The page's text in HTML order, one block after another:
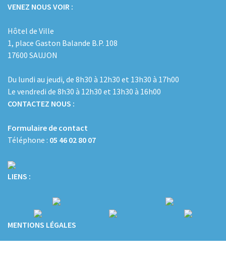
VENEZ NOUS VOIR :
Hôtel de Ville
1, place Gaston Balande B.P. 108
17600 SAUJON
Du lundi au jeudi, de 8h30 à 12h30 et 13h30 à 17h00
Le vendredi de 8h30 à 12h30 et 13h30 à 16h00
CONTACTEZ NOUS :
Formulaire de contact
Téléphone : 05 46 02 80 07
LIENS :
MENTIONS LÉGALES